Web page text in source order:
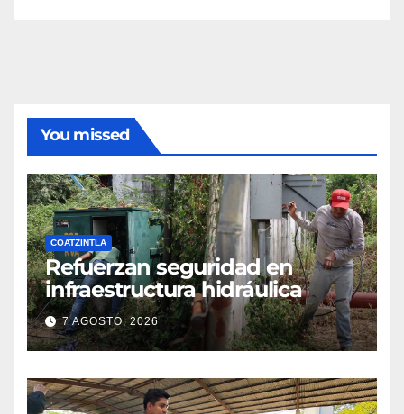
You missed
COATZINTLA
Refuerzan seguridad en
infraestructura hidráulica
7 AGOSTO, 2026